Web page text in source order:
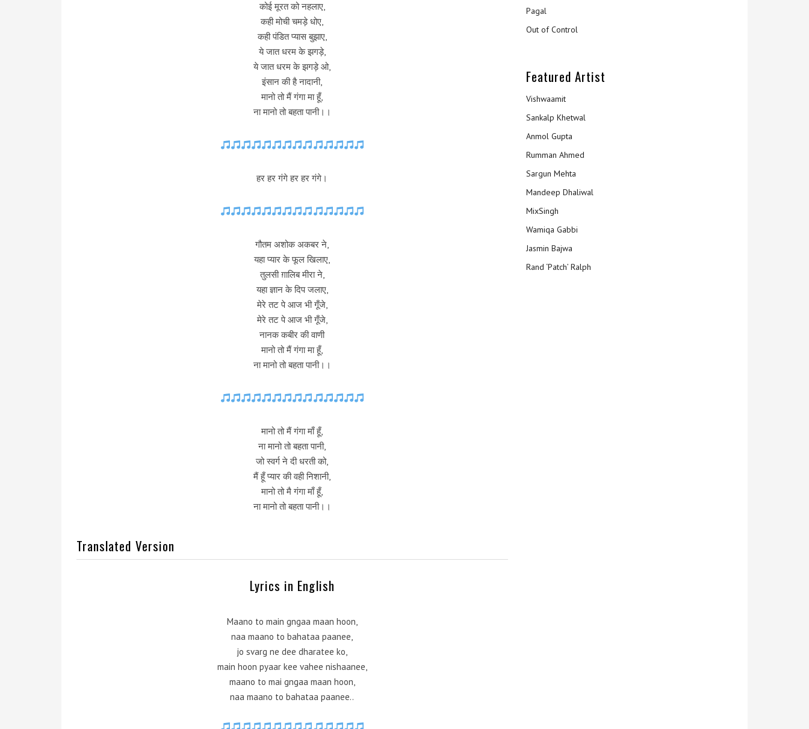
कोई मूरत को नहलाए,
कही मोची चमड़े धोए,
कही पंडित प्यास बुझाए,
ये जात धरम के झगड़े,
ये जात धरम के झगड़े ओ,
इंसान की है नादानी,
मानो तो मैं गंगा मा हूँ,
ना मानो तो बहता पानी।।
हर हर गंगे हर हर गंगे।
गौतम अशोक अकबर ने,
यहा प्यार के फूल खिलाए,
तुलसी ग़ालिब मीरा ने,
यहा ज्ञान के दिप जलाए,
मेरे तट पे आज भी गूँजे,
मेरे तट पे आज भी गूँजे,
नानक कबीर की वाणी
मानो तो मैं गंगा मा हूँ,
ना मानो तो बहता पानी।।
मानो तो मैं गंगा माँ हूँ,
ना मानो तो बहता पानी,
जो स्वर्ग ने दी धरती को,
मैं हूँ प्यार की वही निशानी,
मानो तो मै गंगा माँ हूँ,
ना मानो तो बहता पानी।।
Translated Version
Lyrics in English
Maano to main gngaa maan hoon,
naa maano to bahataa paanee,
jo svarg ne dee dharatee ko,
main hoon pyaar kee vahee nishaanee,
maano to mai gngaa maan hoon,
naa maano to bahataa paanee..
Pagal
Out of Control
Featured Artist
Vishwaamit
Sankalp Khetwal
Anmol Gupta
Rumman Ahmed
Sargun Mehta
Mandeep Dhaliwal
MixSingh
Wamiqa Gabbi
Jasmin Bajwa
Rand ‘Patch’ Ralph